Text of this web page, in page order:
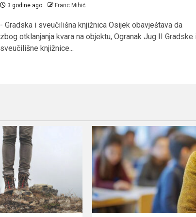
3 godine ago Franc Mihić
- Gradska i sveučilišna knjižnica Osijek obavještava da
zbog otklanjanja kvara na objektu, Ogranak Jug II Gradske
sveučilišne knjižnice...